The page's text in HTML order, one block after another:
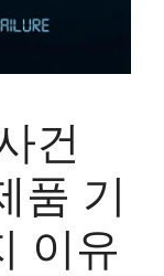
건
품 기
이유